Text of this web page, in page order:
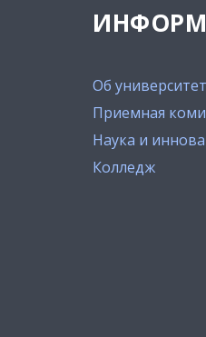
Об
Приемная
Наука и
Колледж